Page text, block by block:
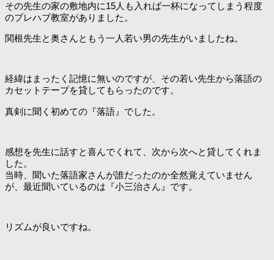
その先生の家の敷地内に15人も入れば一杯になってしまう程度
のプレハブ教室がありました。
関根先生と奥さんともう一人若い男の先生がいましたね。
経緯はまったく記憶に無いのですが、その若い先生から落語の
カセットテープを貸してもらったのです。
真剣に聞く初めての『落語』でした。
感想を先生に話すと喜んでくれて、次から次へと貸してくれま
した。
当時、聞いた落語家さんが誰だったのか全然覚えていません
が、最近聞いているのは『小三治さん』です。
リズムが良いですね。